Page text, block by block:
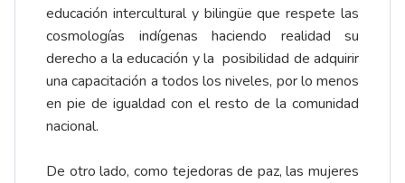
educación intercultural y bilingüe que respete las
cosmologías indígenas haciendo realidad su
derecho a la educación y la posibilidad de adquirir
una capacitación a todos los niveles, por lo menos
en pie de igualdad con el resto de la comunidad
nacional.
De otro lado, como tejedoras de paz, las mujeres